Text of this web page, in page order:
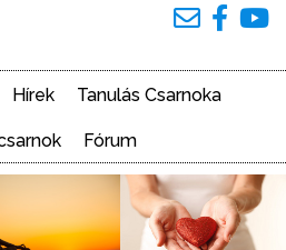
Hírek Tanulás Csarnoka
Fórum